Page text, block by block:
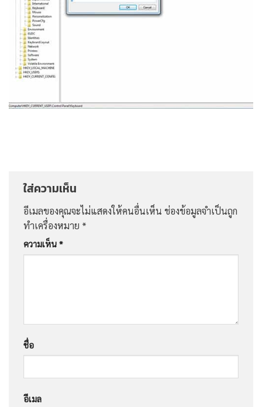
ใส่ความเห็น
อีเมลของคุณจะไม่แสดงให้คนอื่นเห็น ช่องข้อมูลจำเป็นถูก
ทำเครื่องหมาย *
ความเห็น *
ชื่อ
อีเมล